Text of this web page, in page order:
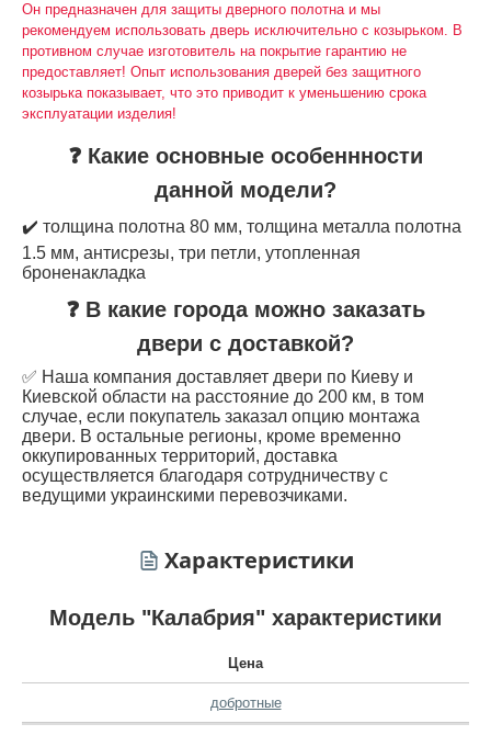
Он предназначен для защиты дверного полотна и мы
рекомендуем использовать дверь исключительно с козырьком. В
противном случае изготовитель на покрытие гарантию не
предоставляет! Опыт использования дверей без защитного
козырька показывает, что это приводит к уменьшению срока
эксплуатации изделия!
❓ Какие основные особеннности
данной модели?
✔️ толщина полотна 80 мм, толщина металла полотна
1.5 мм, антисрезы, три петли, утопленная
броненакладка
❓ В какие города можно заказать
двери с доставкой?
✅ Наша компания доставляет двери по Киеву и
Киевской области на расстояние до 200 км, в том
случае, если покупатель заказал опцию монтажа
двери. В остальные регионы, кроме временно
оккупированных территорий, доставка
осуществляется благодаря сотрудничеству с
ведущими украинскими перевозчиками.
Характеристики
Модель "Калабрия" характеристики
Цена
добротные